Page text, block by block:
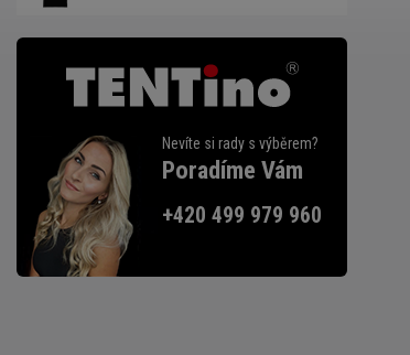
Nevíte si rady s výběrem?
Poradíme Vám
+420 499 979 960